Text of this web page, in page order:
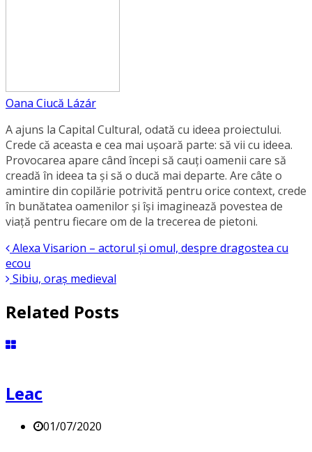
Oana Ciucă Lázár
A ajuns la Capital Cultural, odată cu ideea proiectului.
Crede că aceasta e cea mai ușoară parte: să vii cu ideea.
Provocarea apare când începi să cauți oamenii care să
creadă în ideea ta și să o ducă mai departe. Are câte o
amintire din copilărie potrivită pentru orice context, crede
în bunătatea oamenilor și își imaginează povestea de
viață pentru fiecare om de la trecerea de pietoni.
Alexa Visarion – actorul și omul, despre dragostea cu
ecou
Sibiu, oraș medieval
Related Posts
Leac
01/07/2020